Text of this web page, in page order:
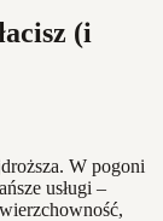
(i
W pogoni
usługi –